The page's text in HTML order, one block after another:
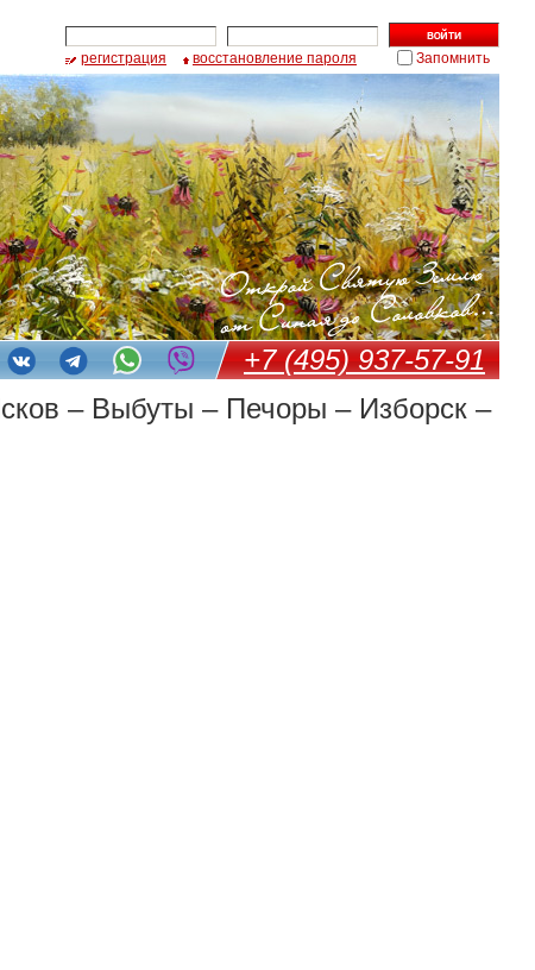
регистрация восстановление пароля Запомнить
+7 (495) 937-57-91
– Выбуты – Печоры – Изборск –